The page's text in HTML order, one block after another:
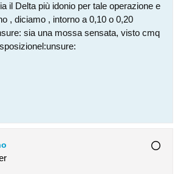
il Delta più idonio per tale operazione e
, diciamo , intorno a 0,10 o 0,20
sia una mossa sensata, visto cmq